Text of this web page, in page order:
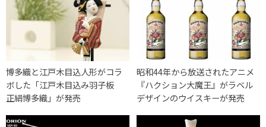
博多織と江戸木目込人形がコラ
ボした「江戸木目込み羽子板
正絹博多織」が発売
昭和44年から放送されたアニメ
『ハクション大魔王』がラベル
デザインのウイスキーが発売